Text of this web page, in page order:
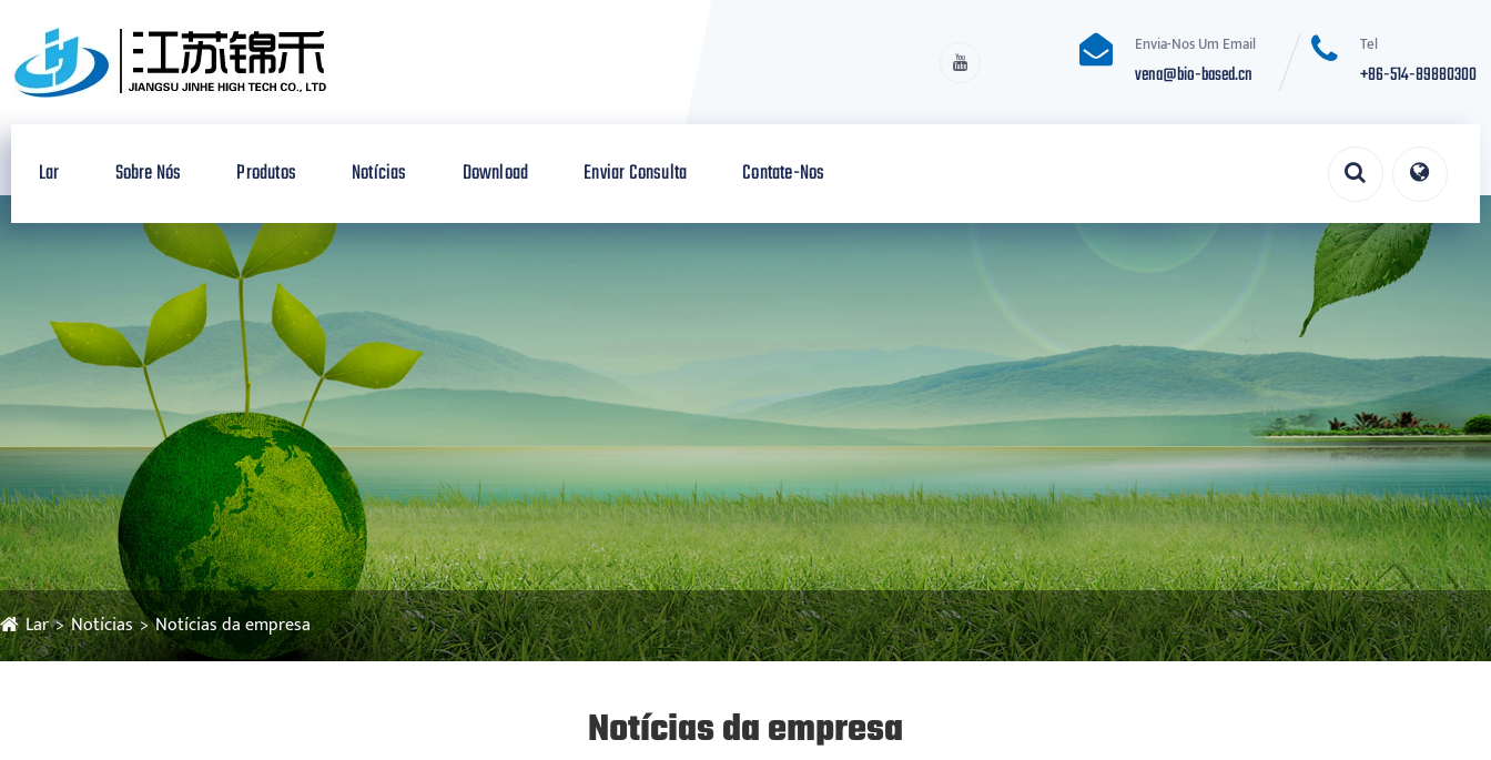
Envia-Nos Um Email
vena@bio-based.cn
Tel
+86-514-89880300
Lar Sobre Nós Produtos Notícias Download Enviar Consulta Contate-Nos
Lar Notícias Notícias da empresa
Notícias da empresa